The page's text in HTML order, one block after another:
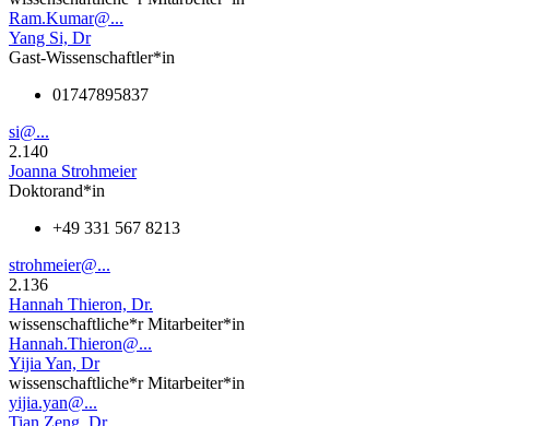
Ram.Kumar@...
Yang Si, Dr
Gast-Wissenschaftler*in
01747895837
si@...
2.140
Joanna Strohmeier
Doktorand*in
+49 331 567 8213
strohmeier@...
2.136
Hannah Thieron, Dr.
wissenschaftliche*r Mitarbeiter*in
Hannah.Thieron@...
Yijia Yan, Dr
wissenschaftliche*r Mitarbeiter*in
yijia.yan@...
Tian Zeng, Dr.